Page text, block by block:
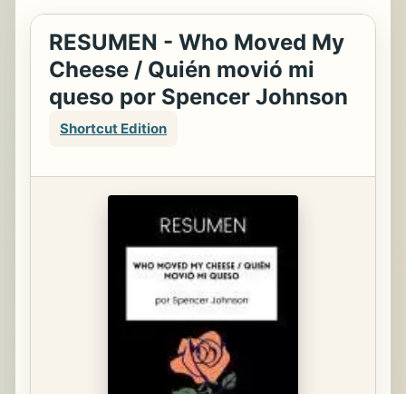
RESUMEN - Who Moved My
Cheese / Quién movió mi
queso por Spencer Johnson
Shortcut Edition